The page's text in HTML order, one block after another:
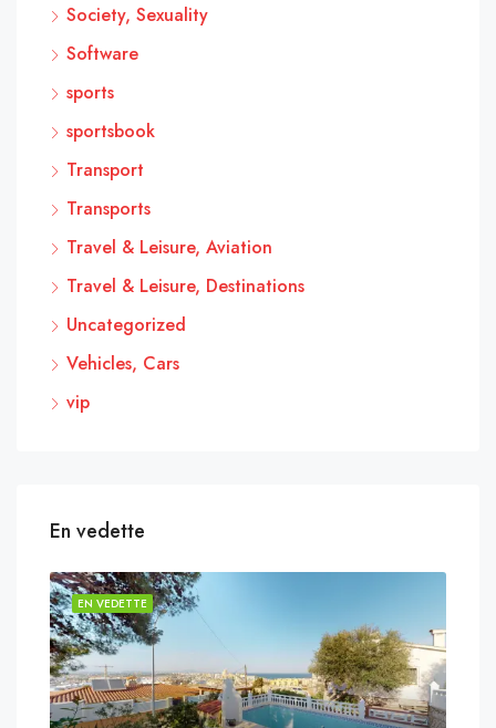
Society, Sexuality
Software
sports
sportsbook
Transport
Transports
Travel & Leisure, Aviation
Travel & Leisure, Destinations
Uncategorized
Vehicles, Cars
vip
En vedette
EN VEDETTE